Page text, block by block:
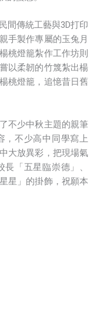
間傳統工藝與3D打印
手製作專屬的玉兔月
桃燈籠紮作工作坊則
以柔韌的竹篾紮出楊
桃燈籠，追憶昔日舊
不少中秋主題的親筆
，不少高中同學寫上
大放異彩，把現場氣
「五星臨崇德」、
星」的掛飾，祝願本